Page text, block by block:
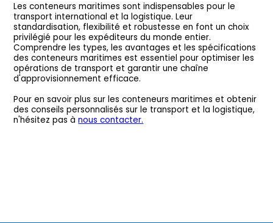
Les conteneurs maritimes sont indispensables pour le
transport international et la logistique. Leur
standardisation, flexibilité et robustesse en font un choix
privilégié pour les expéditeurs du monde entier.
Comprendre les types, les avantages et les spécifications
des conteneurs maritimes est essentiel pour optimiser les
opérations de transport et garantir une chaîne
d'approvisionnement efficace.
Pour en savoir plus sur les conteneurs maritimes et obtenir
des conseils personnalisés sur le transport et la logistique,
n'hésitez pas ànous contacter.